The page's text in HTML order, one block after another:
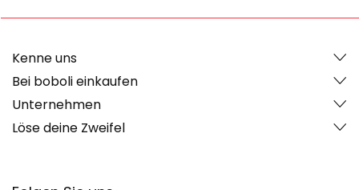
Kenne uns
Bei boboli einkaufen
Unternehmen
Löse deine Zweifel